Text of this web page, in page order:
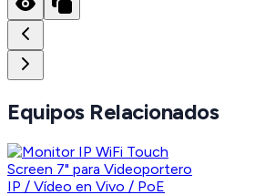
Equipos Relacionados